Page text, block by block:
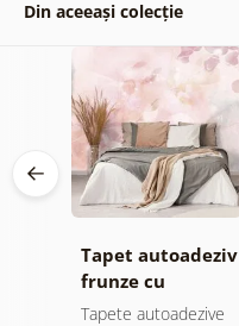
Din aceeași colecție
Tapet autoadeziv
frunze cu
atingere
Tapete autoadezive